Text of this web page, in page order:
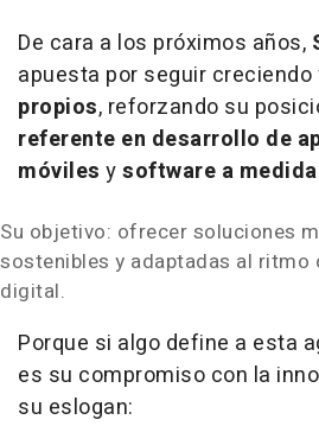
De cara a los próximos años,
apuesta por seguir creciendo
propios, reforzando su
referente en desarrollo de
móviles ysoftware a medida
Su objetivo: ofrecer soluciones
sostenibles y adaptadas al ritmo
digital.
Porque si algo define a esta
es su compromiso con la
su eslogan: